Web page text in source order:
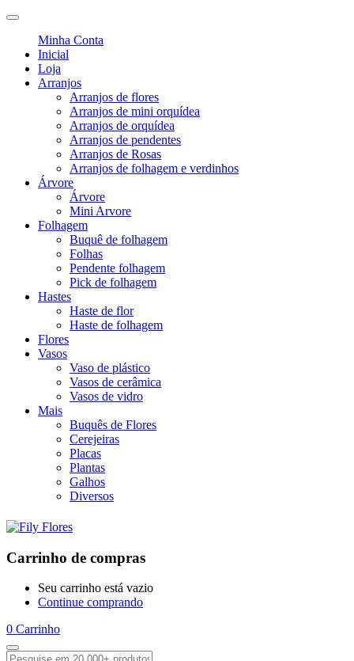
Minha Conta
Inicial
Loja
Arranjos
Arranjos de flores
Arranjos de mini orquídea
Arranjos de orquídea
Arranjos de pendentes
Arranjos de Rosas
Arranjos de folhagem e verdinhos
Árvore
Árvore
Mini Arvore
Folhagem
Buquê de folhagem
Folhas
Pendente folhagem
Pick de folhagem
Hastes
Haste de flor
Haste de folhagem
Flores
Vasos
Vaso de plástico
Vasos de cerâmica
Vasos de vidro
Mais
Buquês de Flores
Cerejeiras
Placas
Plantas
Galhos
Diversos
Carrinho de compras
Seu carrinho está vazio
Continue comprando
0 Carrinho